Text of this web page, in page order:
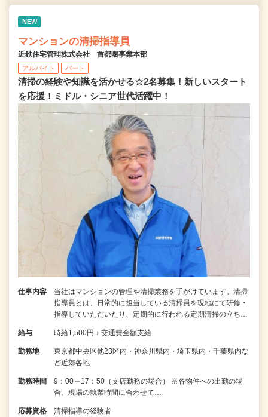
NEW
マンションの清掃指導員
近鉄住宅管理株式会社 首都圏事業本部
アルバイト パート
清掃の経験や知識を活かせる☆2名募集！新しいスタート
を応援！ミドル・シニア世代活躍中！
仕事内容
当社はマンションの管理や清掃業務を手がけています。清掃
指導員とは、日常的に担当している清掃員を現地にて研修・
指導していただいたり、定期的に行われる定期清掃の立ち…
給与 時給1,500円＋交通費全額支給
勤務地
東京都中央区他23区内・神奈川県内・埼玉県内・千葉県内な
ど近郊各地
勤務時間
9：00～17：50（支店勤務の場合） ※各物件への出勤の場
合、現場の就業時間に合わせて…
応募資格 清掃指導の経験者